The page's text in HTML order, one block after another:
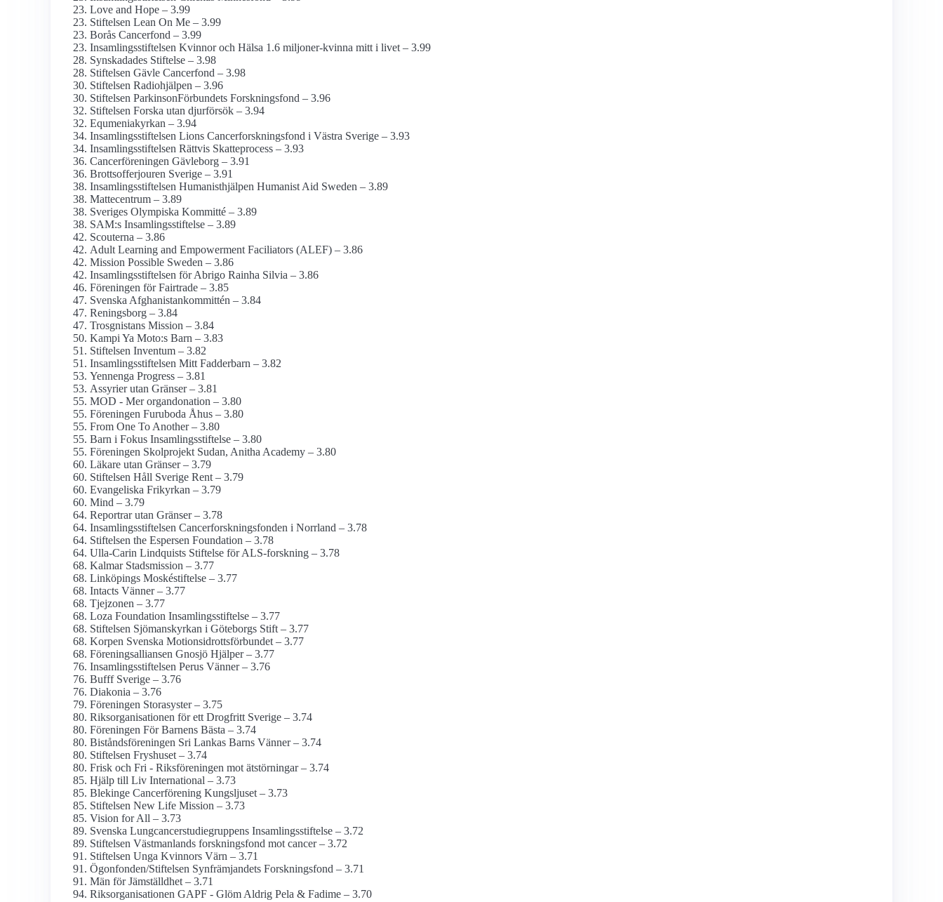
Love and Hope – 3.99
Stiftelsen Lean On Me – 3.99
Borås Cancerfond – 3.99
Insamlings­stiftelsen Kvinnor och Hälsa 1.6 miljoner-kvinna mitt i livet – 3.99
Synskadades Stiftelse – 3.98
Stiftelsen Gävle Cancerfond – 3.98
Stiftelsen Radiohjälpen – 3.96
Stiftelsen Parkinson­Förbundets Forskningsfond – 3.96
Stiftelsen Forska utan djurförsök – 3.94
Equmenia­kyrkan – 3.94
Insamlings­stiftelsen Lions Cancerforsknings­fond i Västra Sverige – 3.93
Insamlings­stiftelsen Rättvis Skatteprocess – 3.93
Cancer­föreningen Gävleborg – 3.91
Brottsoffer­jouren Sverige – 3.91
Insamlings­stiftelsen Humanist­hjälpen Humanist Aid Sweden – 3.89
Mattecentrum – 3.89
Sveriges Olympiska Kommitté – 3.89
SAM:s Insamlings­stiftelse – 3.89
Scouterna – 3.86
Adult Learning and Empowerment Faciliators (ALEF) – 3.86
Mission Possible Sweden – 3.86
Insamlings­stiftelsen för Abrigo Rainha Silvia – 3.86
Föreningen för Fairtrade – 3.85
Svenska Afghanistan­kommittén – 3.84
Reningsborg – 3.84
Trosgnistans Mission – 3.84
Kampi Ya Moto:s Barn – 3.83
Stiftelsen Inventum – 3.82
Insamlings­stiftelsen Mitt Fadderbarn – 3.82
Yennenga Progress – 3.81
Assyrier utan Gränser – 3.81
MOD - Mer organ­donation – 3.80
Föreningen Furuboda Åhus – 3.80
From One To Another – 3.80
Barn i Fokus Insamlings­stiftelse – 3.80
Föreningen Skolprojekt Sudan, Anitha Academy – 3.80
Läkare utan Gränser – 3.79
Stiftelsen Håll Sverige Rent – 3.79
Evangeliska Frikyrkan – 3.79
Mind – 3.79
Reportrar utan Gränser – 3.78
Insamlings­stiftelsen Cancerforsknings­fonden i Norrland – 3.78
Stiftelsen the Espersen Foundation – 3.78
Ulla-Carin Lindquists Stiftelse för ALS-forskning – 3.78
Kalmar Stads­mission – 3.77
Linköpings Moskéstiftelse – 3.77
Intacts Vänner – 3.77
Tjejzonen – 3.77
Loza Foundation Insamlings­stiftelse – 3.77
Stiftelsen Sjömanskyrkan i Göteborgs Stift – 3.77
Korpen Svenska Motionsidrottsförbundet – 3.77
Förenings­alliansen Gnosjö Hjälper – 3.77
Insamlings­stiftelsen Perus Vänner – 3.76
Bufff Sverige – 3.76
Diakonia – 3.76
Föreningen Storasyster – 3.75
Riks­organisationen för ett Drogfritt Sverige – 3.74
Föreningen För Barnens Bästa – 3.74
Bistånds­föreningen Sri Lankas Barns Vänner – 3.74
Stiftelsen Fryshuset – 3.74
Frisk och Fri - Riksföreningen mot ätstörningar – 3.74
Hjälp till Liv International – 3.73
Blekinge Cancer­förening Kungsljuset – 3.73
Stiftelsen New Life Mission – 3.73
Vision for All – 3.73
Svenska Lungcancerstudie­gruppens Insamlings­stiftelse – 3.72
Stiftelsen Västmanlands forskningsfond mot cancer – 3.72
Stiftelsen Unga Kvinnors Värn – 3.71
Ögonfonden/­Stiftelsen Synfrämjandets Forsknings­fond – 3.71
Män för Jämställdhet – 3.71
Riks­organisationen GAPF - Glöm Aldrig Pela & Fadime – 3.70